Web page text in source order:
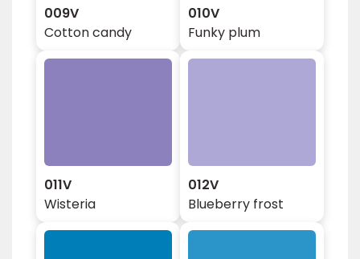
009V
Cotton candy
010V
Funky plum
011V
Wisteria
012V
Blueberry frost